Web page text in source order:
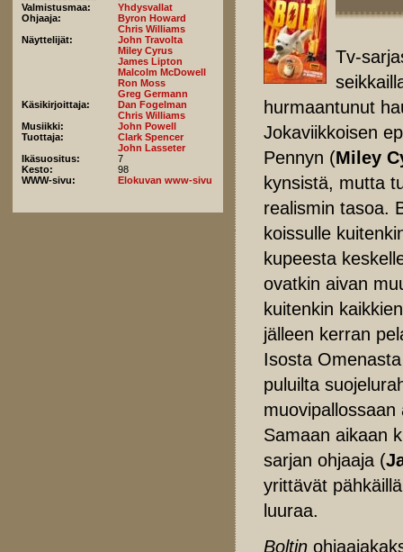
Valmistusmaa:
Yhdysvallat
Ohjaaja:
Byron Howard
Chris Williams
Näyttelijät:
John Travolta
Miley Cyrus
James Lipton
Malcolm McDowell
Ron Moss
Greg Germann
Käsikirjoittaja:
Dan Fogelman
Chris Williams
Musiikki:
John Powell
Tuottaja:
Clark Spencer
John Lasseter
Ikäsuositus:
7
Kesto:
98
WWW-sivu:
Elokuvan www-sivu
Tv-
hurmaantunut
Jokaviikkoisen
Pennyn (Miley
kynsistä, mutta
realismin tasoa.
koissulle
kupeesta
ovatkin aivan
kuitenkin
jälleen kerran
Isosta
puluilta
Samaan aikaan
sarjan ohjaaja (
yrittävät
luuraa.
Boltin